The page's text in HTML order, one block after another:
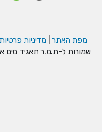
מפת האתר מדיניות פרטיות
שמורות ל-ת.מ.ר תאגיד מים